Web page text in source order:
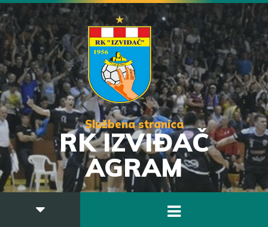
Službena stranica
RK IZVIĐAČ
AGRAM